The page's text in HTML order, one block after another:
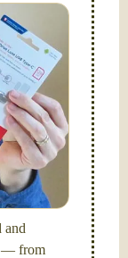
format!
handy USB
I are
in motion
and
— from